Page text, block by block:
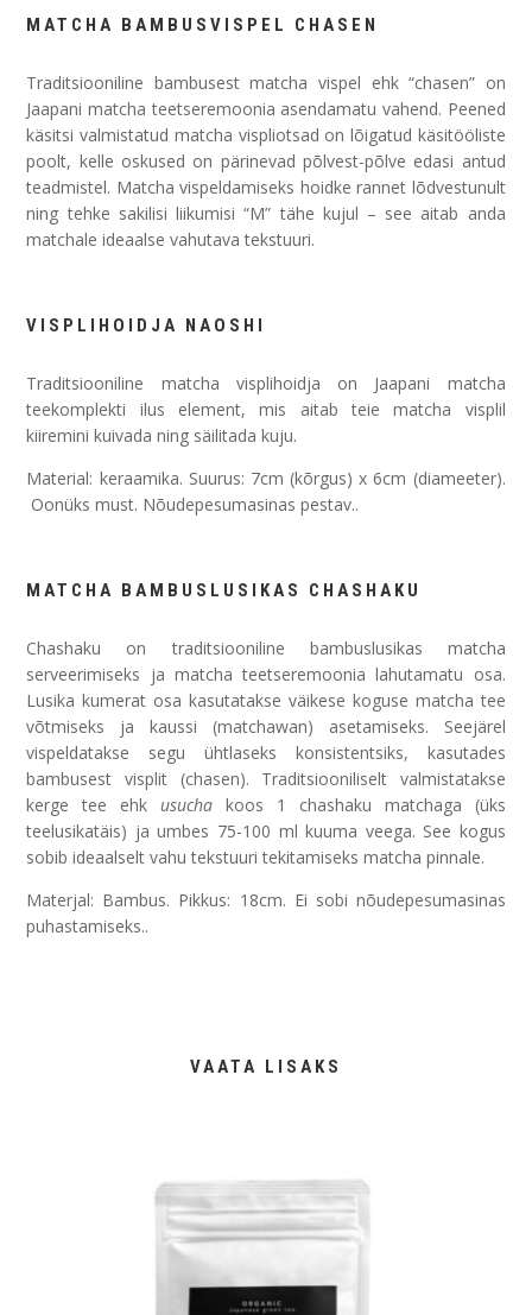
MATCHA BAMBUSVISPEL CHASEN
Traditsiooniline bambusest matcha vispel ehk “chasen” on
Jaapani matcha teetseremoonia asendamatu vahend. Peened
käsitsi valmistatud matcha vispliotsad on lõigatud käsitööliste
poolt, kelle oskused on pärinevad põlvest-põlve edasi antud
teadmistel. Matcha vispeldamiseks hoidke rannet lõdvestunult
ning tehke sakilisi liikumisi “M” tähe kujul – see aitab anda
matchale ideaalse vahutava tekstuuri.
VISPLIHOIDJA NAOSHI
Traditsiooniline matcha visplihoidja on Jaapani matcha
teekomplekti ilus element, mis aitab teie matcha visplil
kiiremini kuivada ning säilitada kuju.
Material: keraamika. Suurus: 7cm (kõrgus) x 6cm (diameeter).
Oonüks must. Nõudepesumasinas pestav..
MATCHA BAMBUSLUSIKAS CHASHAKU
Chashaku on traditsiooniline bambuslusikas matcha
serveerimiseks ja matcha teetseremoonia lahutamatu osa.
Lusika kumerat osa kasutatakse väikese koguse matcha tee
võtmiseks ja kaussi (matchawan) asetamiseks. Seejärel
vispeldatakse segu ühtlaseks konsistentsiks, kasutades
bambusest visplit (chasen). Traditsiooniliselt valmistatakse
kerge tee ehkusucha koos 1 chashaku matchaga (üks
teelusikatäis) ja umbes 75-100 ml kuuma veega. See kogus
sobib ideaalselt vahu tekstuuri tekitamiseks matcha pinnale.
Materjal: Bambus. Pikkus: 18cm. Ei sobi nõudepesumasinas
puhastamiseks..
VAATA LISAKS